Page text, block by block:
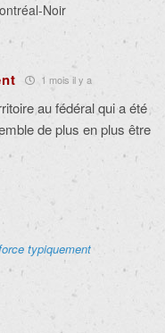
Noir
1 mois il y a
au fédéral qui a été
de plus en plus être
typiquement